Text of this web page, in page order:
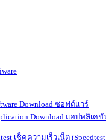
ซอฟต์แวร์
แอปพลิเค
เช็คความเร็วเน็ต